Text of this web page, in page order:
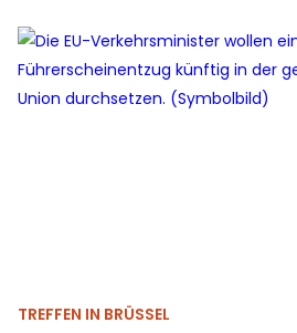
TREFFEN IN BRÜSSEL